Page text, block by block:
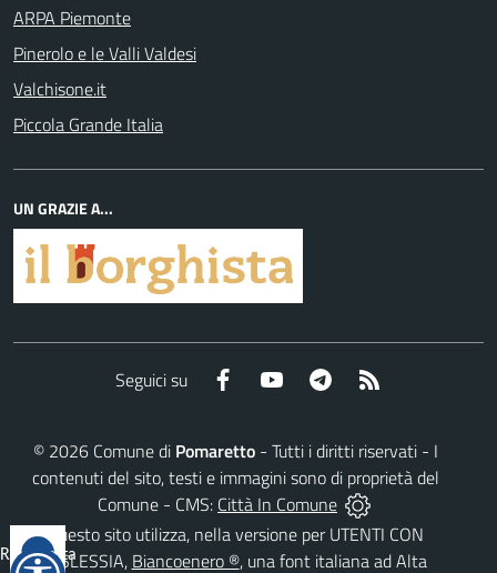
ARPA Piemonte
Pinerolo e le Valli Valdesi
Valchisone.it
Piccola Grande Italia
UN GRAZIE A...
Seguici su Facebook YouTube Telegram
© 2026Comune di Pomaretto- Tutti i diritti riservati - I
contenuti del sito, testi e immagini sono di proprietà del
Comune - CMS: Città In Comune
Questo sito utilizza, nella versione per UTENTI CON
DISLESSIA, Biancoenero ®, una font italiana ad Alta
Reimposta